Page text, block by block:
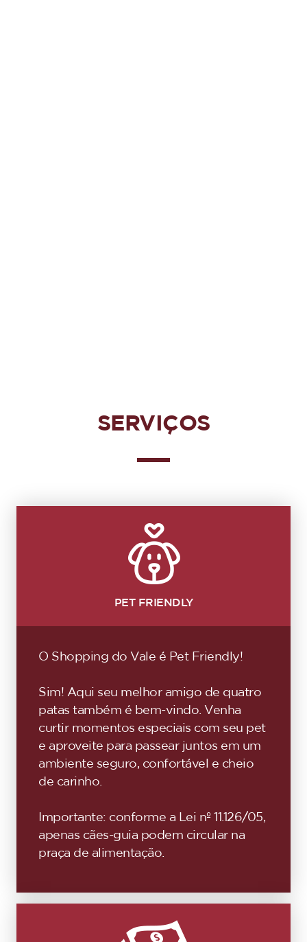
SERVIÇOS
PET FRIENDLY
O Shopping do Vale é Pet Friendly!
Sim! Aqui seu melhor amigo de quatro
patas também é bem-vindo. Venha
curtir momentos especiais com seu pet
e aproveite para passear juntos em um
ambiente seguro, confortável e cheio
de carinho.
Importante: conforme a Lei nº 11.126/05,
apenas cães-guia podem circular na
praça de alimentação.